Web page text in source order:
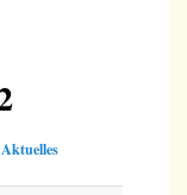
Aktuelles